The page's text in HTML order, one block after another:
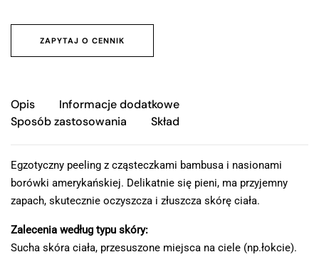
ZAPYTAJ O CENNIK
Opis
Informacje dodatkowe
Sposób zastosowania
Skład
Egzotyczny peeling z cząsteczkami bambusa i nasionami
borówki amerykańskiej. Delikatnie się pieni, ma przyjemny
zapach, skutecznie oczyszcza i złuszcza skórę ciała.
Zalecenia według typu skóry:
Sucha skóra ciała, przesuszone miejsca na ciele (np.łokcie).